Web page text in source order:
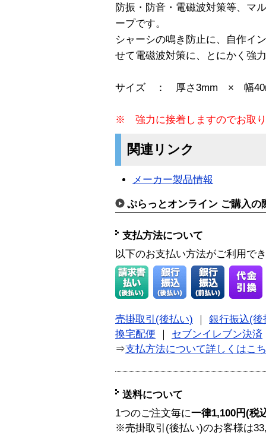
防振・防音・電磁波対策等、マ
ープです。
シャーシの鳴き防止に、自作イ
せて電磁波対策に、とにかく強
サイズ ： 厚さ3mm × 幅
※ 強力に接着しますのでお取
関連リンク
メーカー製品情報
ぷらっとオンライン ご購入の
支払方法について
以下のお支払い方法がご利用で
売掛取引(後払い)
銀行振込(後
換宅配便
セブンイレブン決済
⇒支払方法について詳しくはこ
送料について
1つのご注文毎に一律1,100円(税
※売掛取引(後払い)のお客様は